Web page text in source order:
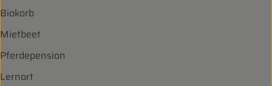
Biokorb
Mietbeet
Pferdepension
Lernort